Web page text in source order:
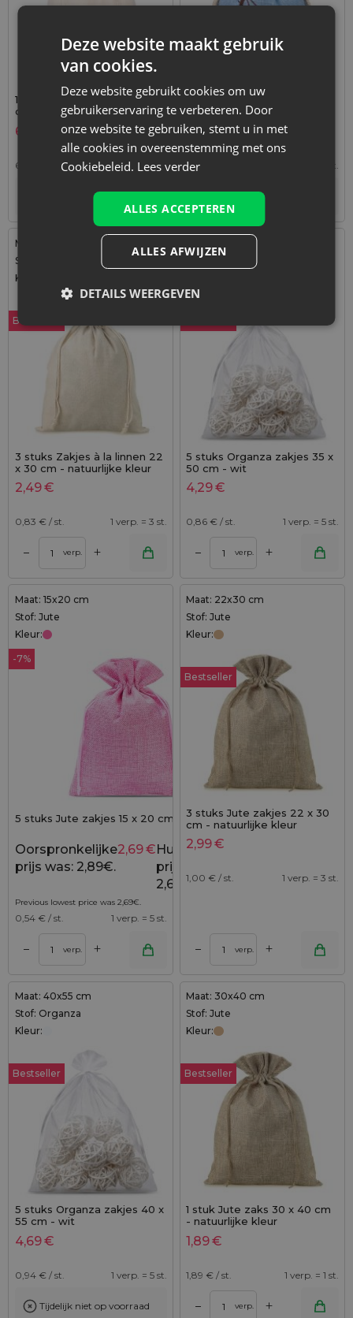
1 stuk Katoenen zak 55 x 75
cm - natuurlijk
6,39
6,39 € / st. 1 verp. = 1 st.
Tijdelijk niet op voorraad
3 stuks Zakjes à la linnen
met print 13 x 18 cm -
natuurlijk / blauwe bloemen
1,49€
0,50 1 verp. = 3 st.
– +
Maat: 22x30 cm
Stof: Linnen, Katoen, polyester
Kleur:
Bestseller
3 stuks Zakjes à la linnen 22
x 30 cm - natuurlijke kleur
2,49€
0,83 € / st. 1 verp. = 3 st.
– verp. +
Maat: 35x50 cm
Stof: Organza
5 stuks Organza zakjes 35 x
50 cm - wit
4,29€
0,86 € / st. 1 verp. = 5 st.
– verp. +
Maat: 15x20 cm
Stof: Jute
Kleur:
-7%
5 stuks Jute zakjes 15 x 20 cm - lichtroze
2,89
Oorspronkelijke
prijs was: 2,89€.
2,69€Huidige
prijs is:
2,69€.
Previous lowest price was 2,69€.
0,54 € / st. 1 verp. = 5 st.
– verp. +
Maat: 22x30 cm
Stof: Jute
Kleur:
Bestseller
3 stuks Jute zakjes 22 x 30
cm - natuurlijke kleur
2,99€
1,00 € / st. 1 verp. = 3 st.
– verp. +
Maat: 40x55 cm
Stof: Organza
Kleur:
Bestseller
5 stuks Organza zakjes 40 x
55 cm - wit
4,69€
0,94 € / st. 1 verp. = 5 st.
Tijdelijk niet op voorraad
Maat: 30x40 cm
Stof: Jute
Kleur:
Bestseller
1 stuk Jute zaks 30 x 40 cm
- natuurlijke kleur
1,89€
1,89 € / st. 1 verp. = 1 st.
– verp. +
Deze website maakt gebruik
van cookies.
Deze website gebruikt cookies om uw
gebruikerservaring te verbeteren. Door
onze website te gebruiken, stemt u in met
alle cookies in overeenstemming met ons
Cookiebeleid. Lees verder
ALLES ACCEPTEREN
ALLES AFWIJZEN
DETAILS WEERGEVEN